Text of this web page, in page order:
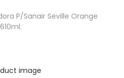
P/Sanair Seville Orange
610ml.